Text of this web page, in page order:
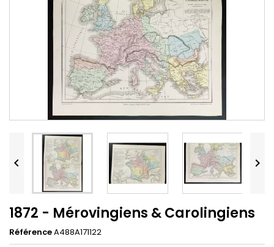
 
1872 - Mérovingiens & Carolingiens
RéférenceA488A171122